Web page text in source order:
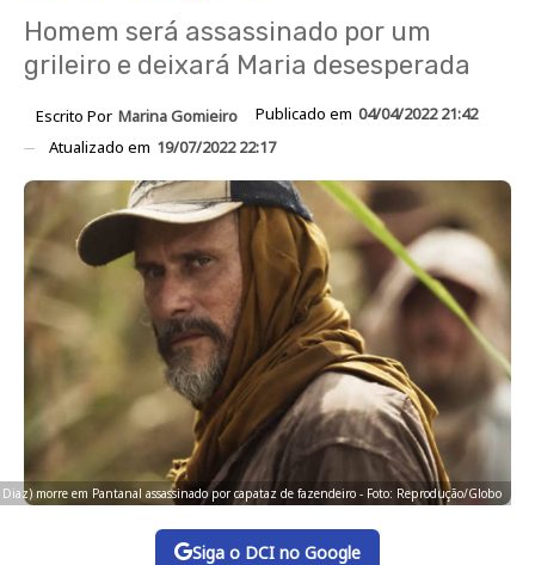
Homem será assassinado por um
grileiro e deixará Maria desesperada
Escrito Por Marina Gomieiro Publicado em 04/04/2022 21:42
Atualizado em 19/07/2022 22:17
morre em Pantanal assassinado por capataz de fazendeiro - Foto: Reprodução/Globo
Siga o DCI no Google